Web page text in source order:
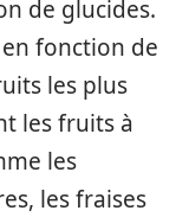
de glucides.
fonction de
les plus
les fruits à
les
les fraises